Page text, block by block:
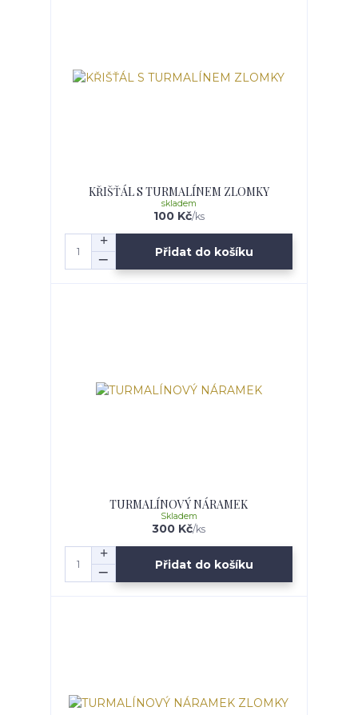
KŘIŠŤÁL S TURMALÍNEM ZLOMKY
100 Kč/ks
skladem
Přidat do košíku
TURMALÍNOVÝ NÁRAMEK
300 Kč/ks
Skladem
Přidat do košíku